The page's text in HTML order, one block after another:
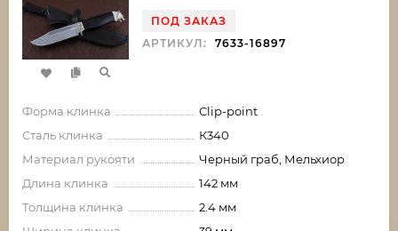
ПОД ЗАКАЗ
АРТИКУЛ:
7633-16897
Форма клинка
Clip-point
Сталь клинка
К340
Материал рукояти
Черный граб, Мельхиор
Длина клинка
142 мм
Толщина клинка
2.4 мм